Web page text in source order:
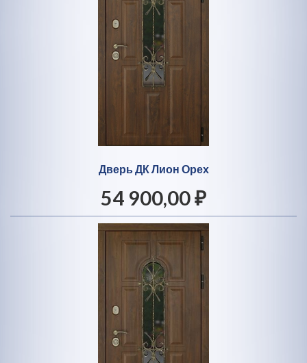
Дверь ДК Лион Орех
54 900,00 ₽